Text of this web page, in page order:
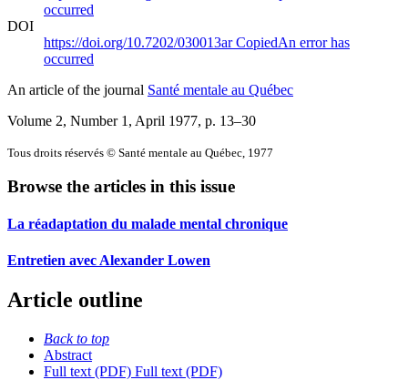
occurred
DOI
https://doi.org/10.7202/030013arCopiedAn error has
occurred
An article of the journal Santé mentale au Québec
Volume 2, Number 1, April 1977, p. 13–30
Tous droits réservés © Santé mentale au Québec, 1977
Browse the articles in this issue
La réadaptation du malade mental chronique
Entretien avec Alexander Lowen
Article outline
Back to top
Abstract
Full text (PDF) Full text (PDF)